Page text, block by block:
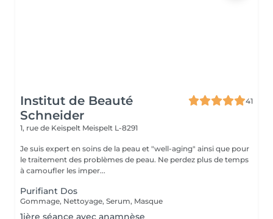
Institut de Beauté
Schneider
41
1, rue de Keispelt Meispelt L-8291
Je suis expert en soins de la peau et "well-aging" ainsi que pour
le traitement des problèmes de peau. Ne perdez plus de temps
à camoufler les imper...
Purifiant Dos
Gommage, Nettoyage, Serum, Masque
1ière séance avec anamnèse